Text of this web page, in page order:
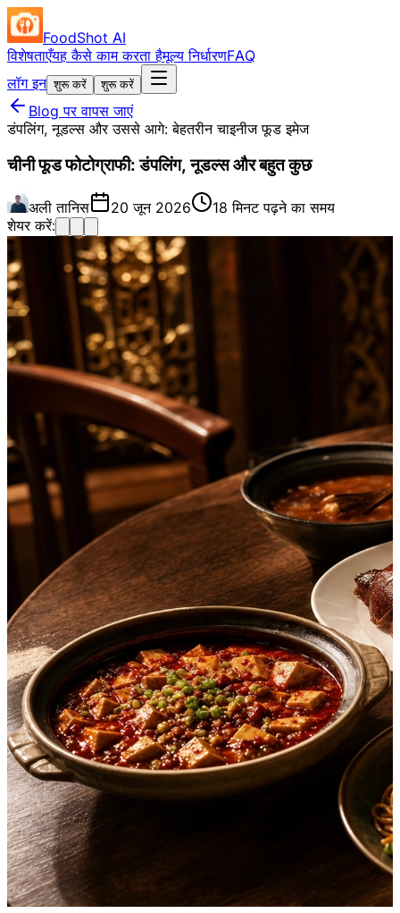
FoodShot AI
विशेषताएँयह कैसे काम करता हैमूल्य निर्धारणFAQ
लॉग इन शुरू करें शुरू करें
Blog पर वापस जाएं
डंपलिंग, नूडल्स और उससे आगे: बेहतरीन चाइनीज फूड इमेज
चीनी फूड फोटोग्राफी: डंपलिंग, नूडल्स और बहुत कुछ
अली तानिस 20 जून 2026
18 मिनट पढ़ने का समय
शेयर करें: